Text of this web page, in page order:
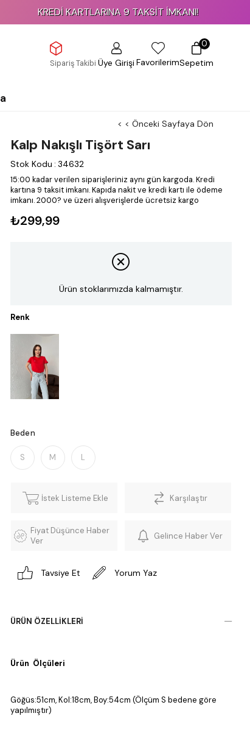
KREDİ KARTLARINA 9 TAKSİT İMKANI!
Sipariş Takibi Üye GirişiFavorilerimSepetim
0
< < Önceki Sayfaya Dön
Kalp Nakışlı Tişört Sarı
Stok Kodu : 34632
15:00 kadar verilen siparişleriniz aynı gün kargoda. Kredi
kartına 9 taksit imkanı. Kapıda nakit ve kredi kartı ile ödeme
imkanı. 2000? ve üzeri alışverişlerde ücretsiz kargo
₺299,99
Ürün stoklarımızda kalmamıştır.
Renk
Beden
S M L
İstek Listeme Ekle Karşılaştır
Fiyat Düşünce Haber
Ver
Gelince Haber Ver
Tavsiye Et Yorum Yaz
ÜRÜN ÖZELLIKLERI
Ürün Ölçüleri
Göğüs:51cm, Kol:18cm, Boy:54cm (Ölçüm S bedene göre
yapılmıştır)